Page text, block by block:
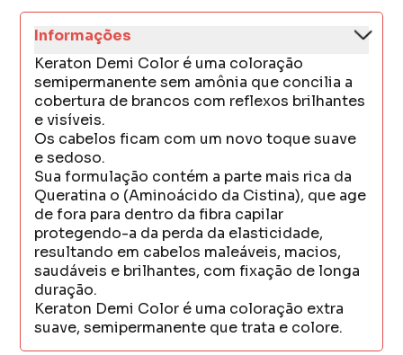
Informações
Keraton Demi Color é uma coloração
semipermanente sem amônia que concilia a
cobertura de brancos com reflexos brilhantes
e visíveis.
Os cabelos ficam com um novo toque suave
e sedoso.
Sua formulação contém a parte mais rica da
Queratina o (Aminoácido da Cistina), que age
de fora para dentro da fibra capilar
protegendo-a da perda da elasticidade,
resultando em cabelos maleáveis, macios,
saudáveis e brilhantes, com fixação de longa
duração.
Keraton Demi Color é uma coloração extra
suave, semipermanente que trata e colore.